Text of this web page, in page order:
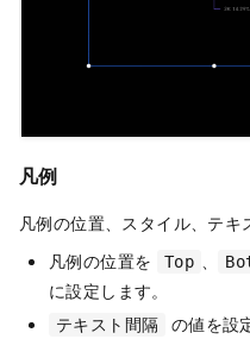
凡例
凡例の位置、スタイル、テキ
凡例の位置を
Top
に設定します。
テキスト間隔
の値を設